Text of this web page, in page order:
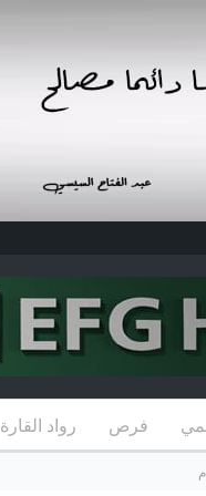
فرص رواد القارة